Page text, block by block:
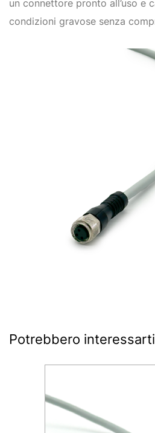
un connettore pronto all’uso e
condizioni gravose senza
Potrebbero interessarti